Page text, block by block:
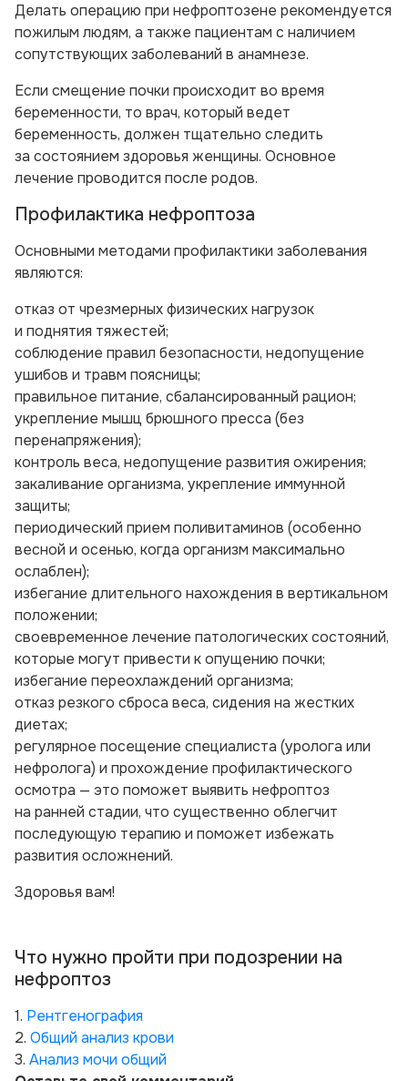
Делать операцию при нефроптозене рекомендуется
пожилым людям, а также пациентам с наличием
сопутствующих заболеваний в анамнезе.
Если смещение почки происходит во время
беременности, то врач, который ведет
беременность, должен тщательно следить
за состоянием здоровья женщины. Основное
лечение проводится после родов.
Профилактика нефроптоза
Основными методами профилактики заболевания
являются:
отказ от чрезмерных физических нагрузок
и поднятия тяжестей;
соблюдение правил безопасности, недопущение
ушибов и травм поясницы;
правильное питание, сбалансированный рацион;
укрепление мышц брюшного пресса (без
перенапряжения);
контроль веса, недопущение развития ожирения;
закаливание организма, укрепление иммунной
защиты;
периодический прием поливитаминов (особенно
весной и осенью, когда организм максимально
ослаблен);
избегание длительного нахождения в вертикальном
положении;
своевременное лечение патологических состояний,
которые могут привести к опущению почки;
избегание переохлаждений организма;
отказ резкого сброса веса, сидения на жестких
диетах;
регулярное посещение специалиста (уролога или
нефролога) и прохождение профилактического
осмотра — это поможет выявить нефроптоз
на ранней стадии, что существенно облегчит
последующую терапию и поможет избежать
развития осложнений.
Здоровья вам!
Что нужно пройти при подозрении на
нефроптоз
1. Рентгенография
2. Общий анализ крови
3. Анализ мочи общий